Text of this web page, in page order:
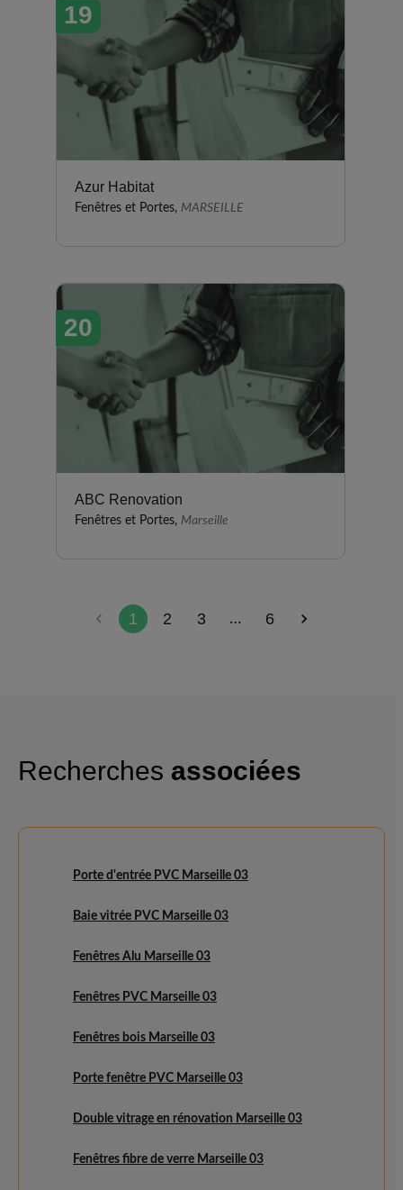
19
Azur Habitat
Fenêtres et Portes, MARSEILLE
20
ABC Renovation
Fenêtres et Portes, Marseille
1 2 3 … 6
Recherches associées
Porte d'entrée PVC Marseille 03
Baie vitrée PVC Marseille 03
Fenêtres Alu Marseille 03
Fenêtres PVC Marseille 03
Fenêtres bois Marseille 03
Porte fenêtre PVC Marseille 03
Double vitrage en rénovation Marseille 03
Fenêtres fibre de verre Marseille 03